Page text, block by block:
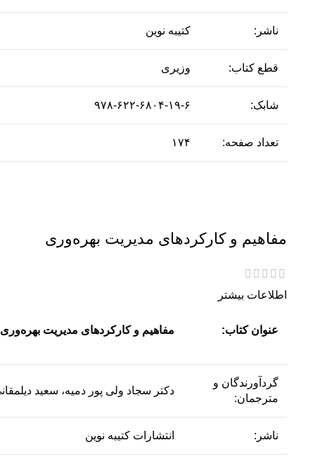
ناشر: کتیبه نوین
قطع کتاب: وزیری
شابک: ۹۷۸-۶۲۲-۶۸۰۴-۱۹-۶
تعداد صفحه: ۱۷۴
مفاهیم و کارکردهای مدیریت بهره‌وری
اطلاعات بیشتر
عنوان کتاب: مفاهیم و کارکردهای مدیریت بهره‌وری
گردآورندگان و
مترجمان‌:
دکتر سجاد ولی پور دمیه، سعید
ناشر: انتشارات کتیبه نوین